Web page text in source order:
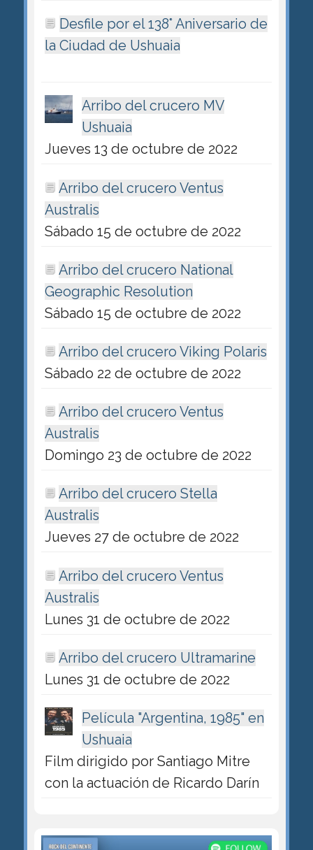
Desfile por el 138° Aniversario de
la Ciudad de Ushuaia
Arribo del crucero MV
Ushuaia
Jueves 13 de octubre de 2022
Arribo del crucero Ventus
Australis
Sábado 15 de octubre de 2022
Arribo del crucero National
Geographic Resolution
Sábado 15 de octubre de 2022
Arribo del crucero Viking Polaris
Sábado 22 de octubre de 2022
Arribo del crucero Ventus
Australis
Domingo 23 de octubre de 2022
Arribo del crucero Stella
Australis
Jueves 27 de octubre de 2022
Arribo del crucero Ventus
Australis
Lunes 31 de octubre de 2022
Arribo del crucero Ultramarine
Lunes 31 de octubre de 2022
Película "Argentina, 1985" en
Ushuaia
Film dirigido por Santiago Mitre
con la actuación de Ricardo Darín